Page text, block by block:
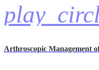
Arthroscopic Management